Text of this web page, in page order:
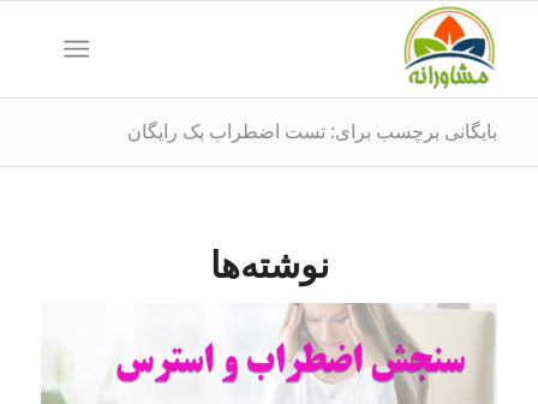
بایگانی برچسب برای: تست اضطراب بک رایگان
نوشته‌ها